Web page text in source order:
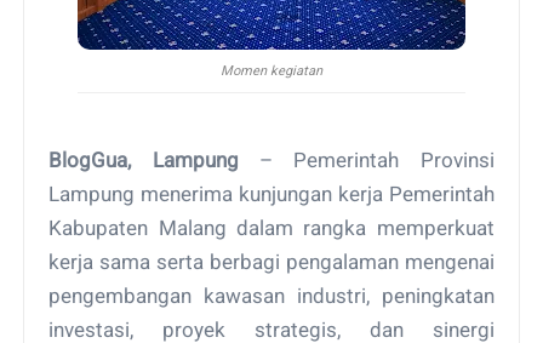
Momen kegiatan
BlogGua, Lampung – Pemerintah Provinsi
Lampung menerima kunjungan kerja Pemerintah
Kabupaten Malang dalam rangka memperkuat
kerja sama serta berbagi pengalaman mengenai
pengembangan kawasan industri, peningkatan
investasi, proyek strategis, dan sinergi